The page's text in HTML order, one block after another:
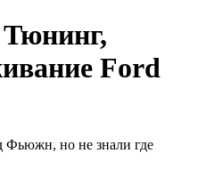
Ford
Фьюжн, но не знали где